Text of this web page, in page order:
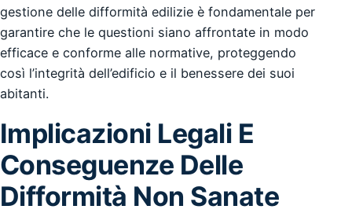
gestione delle difformità edilizie è fondamentale per
garantire che le questioni siano affrontate in modo
efficace e conforme alle normative, proteggendo
così l’integrità dell’edificio e il benessere dei suoi
abitanti.
Implicazioni Legali E
Conseguenze Delle
Difformità Non Sanate